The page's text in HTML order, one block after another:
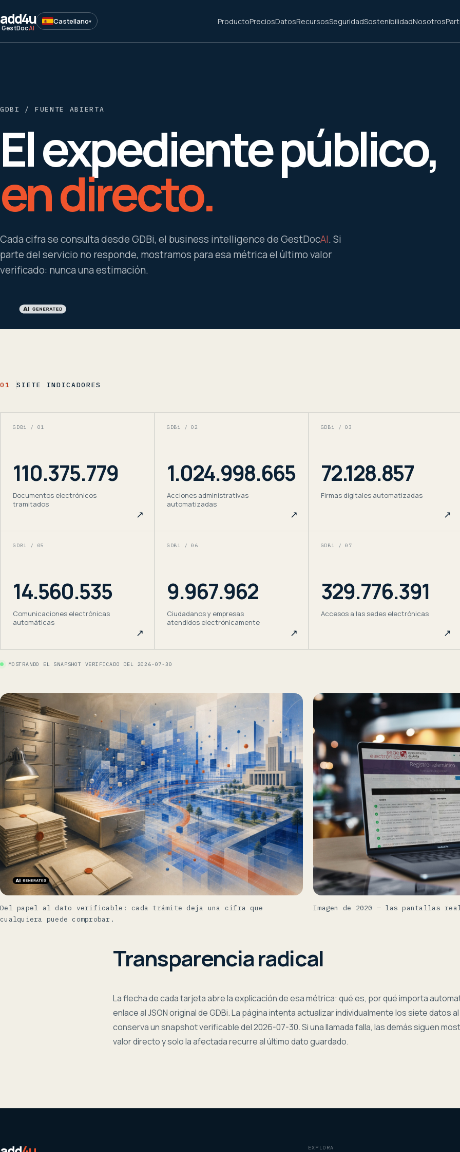
add4u
GestDocAI
Castellano▾ ProductoPreciosDatosRecursosSeguridadSostenibilidadNosotros
GDBI / FUENTE ABIERTA
El expediente público,
en directo.
Cada cifra se consulta desde GDBi, el business intelligence deGestDocAI. Si
parte del servicio no responde, mostramos para esa métrica el último valor
verificado: nunca una estimación.
01 SIETE INDICADORES
GDBi / 01
110.375.779
Documentos electrónicos
tramitados
↗
GDBi / 02
1.024.998.665
Acciones administrativas
automatizadas
↗
GDBi / 03
72.128.857
Firmas digitales automatizadas
↗
GDBi / 05
14.560.535
Comunicaciones electrónicas
automáticas
↗
GDBi / 0 6
9.967.962
Ciudadanos y empresas
atendidos electrónicamente
↗
GDBi / 0 7
329.776.391
Accesos a las sedes electrónicas
↗
MOSTRANDO EL SNAPSHOT VERIFICADO DEL 2026-07-30
Del papel al dato verificable: cada trámite deja una cifra que
cualquiera puede comprobar.
Imagen de 2020 — las pantallas
Transparencia radical
La flecha de cada tarjeta abre la explicación de esa métrica: qué es, por qué importa
enlace al JSON original de GDBi. La página intenta actualizar individualmente los siete datos
conserva un snapshot verificable del2026-07-30. Si una llamada falla, las demás siguen
valor directo y solo la afectada recurre al último dato guardado.
EXPLORA